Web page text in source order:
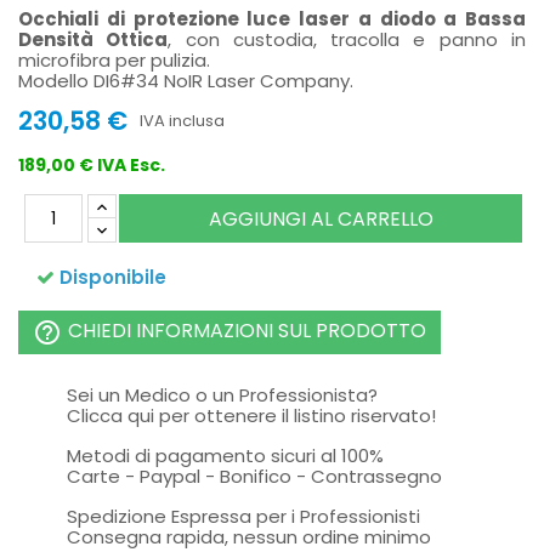
Occhiali di protezione luce laser a diodo a Bassa
Densità Ottica, con custodia, tracolla e panno in
microfibra per pulizia.
Modello DI6#34 NoIR Laser Company.
230,58 € IVA inclusa
189,00 € IVA Esc.
AGGIUNGI AL CARRELLO
Disponibile
help_outline CHIEDI INFORMAZIONI SUL PRODOTTO
Sei un Medico o un Professionista?
Clicca qui per ottenere il listino riservato!
Metodi di pagamento sicuri al 100%
Carte - Paypal - Bonifico - Contrassegno
Spedizione Espressa per i Professionisti
Consegna rapida, nessun ordine minimo